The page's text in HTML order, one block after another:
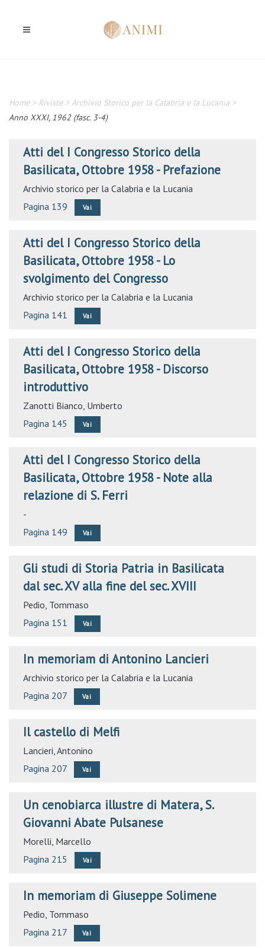
Home> Riviste> Archivio Storico per la Calabria e la Lucania >
Anno XXXI, 1962 (fasc. 3-4)
Atti del I Congresso Storico della
Basilicata, Ottobre 1958 - Prefazione
Archivio storico per la Calabria e la Lucania
Pagina 139
Vai
Atti del I Congresso Storico della
Basilicata, Ottobre 1958 - Lo
svolgimento del Congresso
Archivio storico per la Calabria e la Lucania
Pagina 141
Vai
Atti del I Congresso Storico della
Basilicata, Ottobre 1958 - Discorso
introduttivo
Zanotti Bianco, Umberto
Pagina 145
Vai
Atti del I Congresso Storico della
Basilicata, Ottobre 1958 - Note alla
relazione di S. Ferri
-
Pagina 149
Vai
Gli studi di Storia Patria in Basilicata
dal sec. XV alla fine del sec. XVIII
Pedio, Tommaso
Pagina 151
Vai
In memoriam di Antonino Lancieri
Archivio storico per la Calabria e la Lucania
Pagina 207
Vai
Il castello di Melfi
Lancieri, Antonino
Pagina 207
Vai
Un cenobiarca illustre di Matera, S.
Giovanni Abate Pulsanese
Morelli, Marcello
Pagina 215
Vai
In memoriam di Giuseppe Solimene
Pedio, Tommaso
Pagina 217
Vai